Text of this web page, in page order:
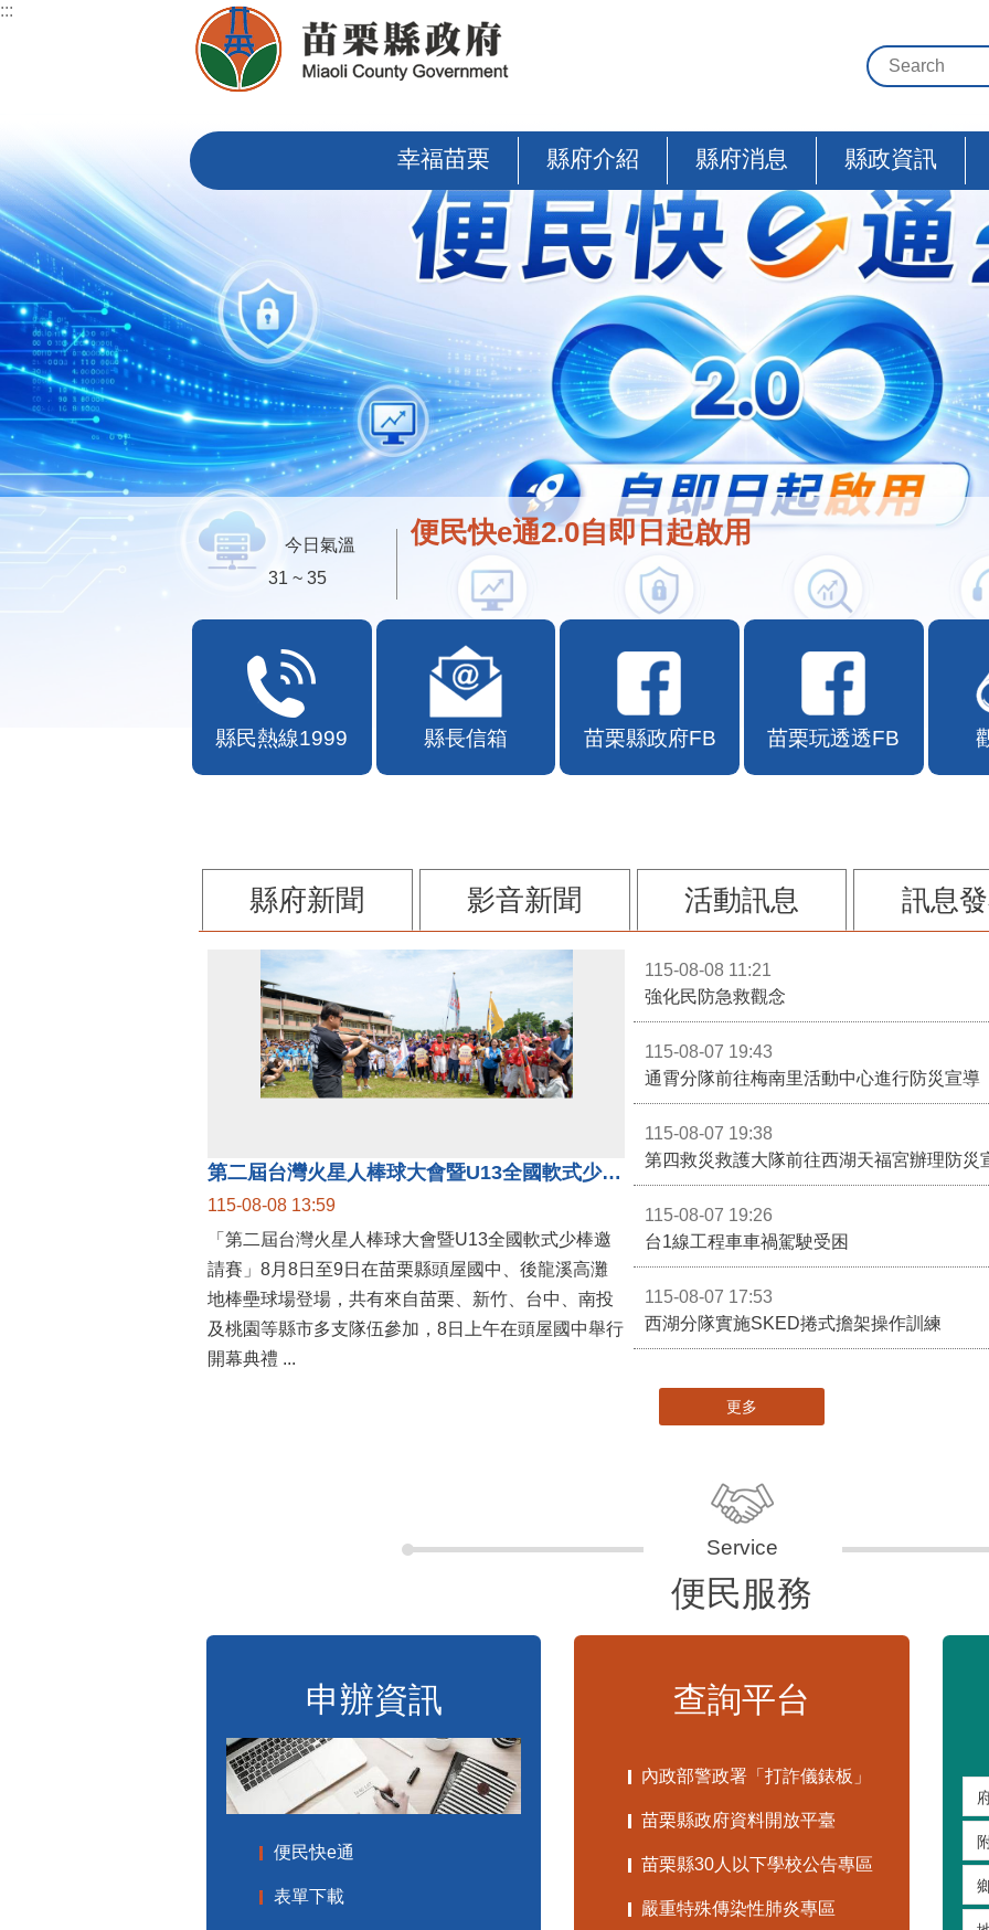
跳到主要內容區塊
:::
幸福苗栗 縣府介紹 縣府消息 縣政資訊
便民快e通2.0自即日起啟用
今日氣溫
31 ~ 35
縣民熱線1999 縣長信箱 苗栗縣政府FB 苗栗玩透透FB
縣府新聞 影音新聞 活動訊息 訊息
第二屆台灣火星人棒球大會暨U13全國軟式少棒邀請賽在苗栗舉辦
115-08-08 13:59
「第二屆台灣火星人棒球大會暨U13全國軟式少棒邀
請賽」8月8日至9日在苗栗縣頭屋國中、後龍溪高灘
地棒壘球場登場，共有來自苗栗、新竹、台中、南投
及桃園等縣市多支隊伍參加，8日上午在頭屋國中舉行
開幕典禮 ...
115-08-08 11:21
強化民防急救觀念
115-08-07 19:43
通霄分隊前往梅南里活動中心進行防災宣導
115-08-07 19:38
第四救災救護大隊前往西湖天福宮辦理防災
115-08-07 19:26
台1線工程車車禍駕駛受困
115-08-07 17:53
西湖分隊實施SKED捲式擔架操作訓練
更多
便民服務
申辦資訊
便民快e通
表單下載
查詢平台
內政部警政署「打詐儀錶板」
苗栗縣政府資料開放平臺